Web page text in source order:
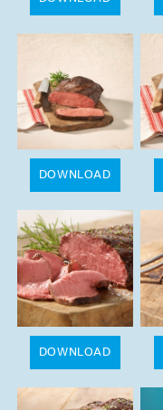
DOWNLOAD
DOWNLOAD